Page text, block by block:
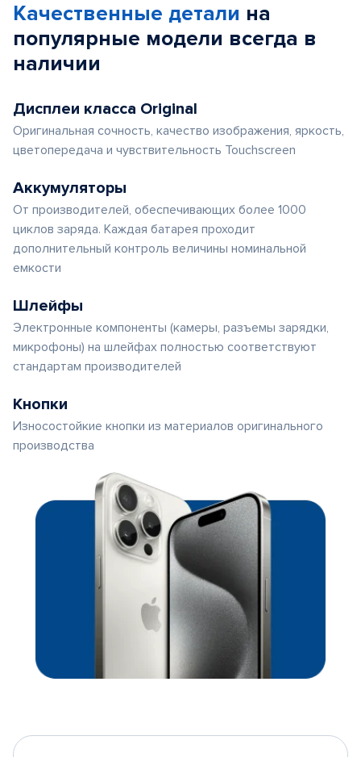
Качественные детали на
популярные модели всегда в
наличии
Дисплеи класса Original
Оригинальная сочность, качество изображения, яркость,
цветопередача и чувствительность Touchscreen
Аккумуляторы
От производителей, обеспечивающих более 1000
циклов заряда. Каждая батарея проходит
дополнительный контроль величины номинальной
емкости
Шлейфы
Электронные компоненты (камеры, разъемы зарядки,
микрофоны) на шлейфах полностью соответствуют
стандартам производителей
Кнопки
Износостойкие кнопки из материалов оригинального
производства